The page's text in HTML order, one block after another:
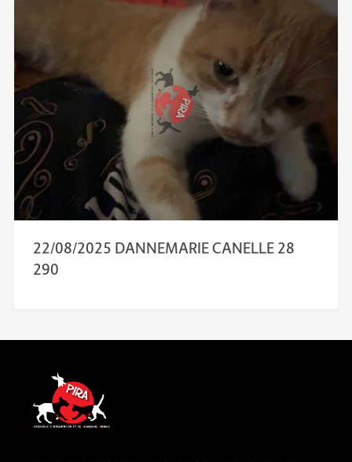
22/08/2025 DANNEMARIE CANELLE 28
290